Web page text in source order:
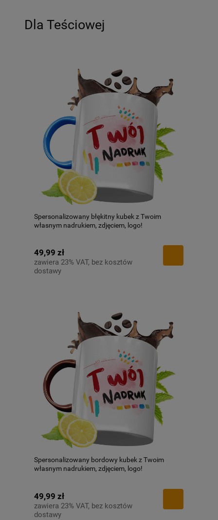
Dla Teściowej
Spersonalizowany błękitny kubek z Twoim
własnym nadrukiem, zdjęciem, logo!
49,99 zł
zawiera 23% VAT, bez kosztów
dostawy
Spersonalizowany bordowy kubek z Twoim
własnym nadrukiem, zdjęciem, logo!
49,99 zł
zawiera 23% VAT, bez kosztów
dostawy